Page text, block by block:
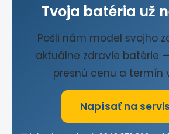
Tvoja batéria už
Pošli nám model svojho
aktuálne zdravie batérie
presnú cenu a termín
Napísať na